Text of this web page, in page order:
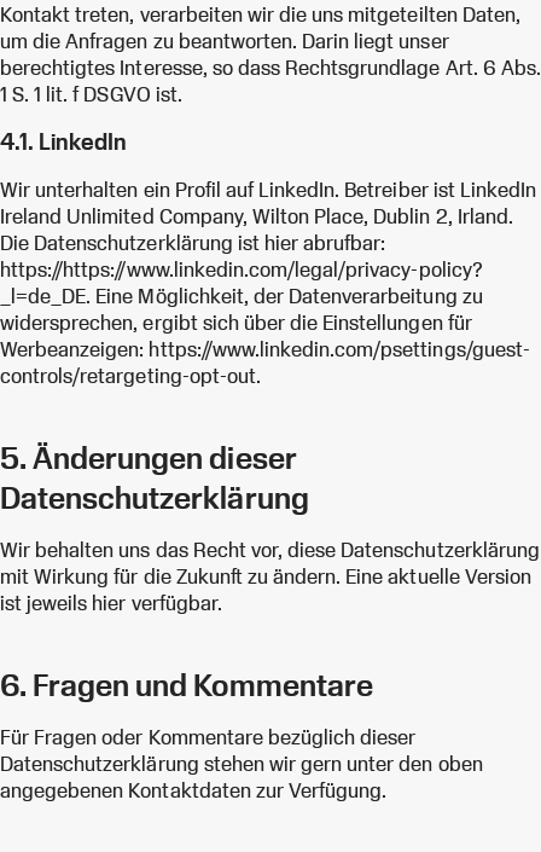
Kontakt treten, verarbeiten wir die uns mitgeteilten Daten,
um die Anfragen zu beantworten. Darin liegt unser
berechtigtes Interesse, so dass Rechtsgrundlage Art. 6 Abs.
1 S. 1 lit. f DSGVO ist.
4.1. LinkedIn
Wir unterhalten ein Profil auf LinkedIn. Betreiber ist LinkedIn
Ireland Unlimited Company, Wilton Place, Dublin 2, Irland.
Die Datenschutzerklärung ist hier abrufbar:
https://https://www.linkedin.com/legal/privacy-policy?
_l=de_DE. Eine Möglichkeit, der Datenverarbeitung zu
widersprechen, ergibt sich über die Einstellungen für
Werbeanzeigen: https://www.linkedin.com/psettings/guest-
controls/retargeting-opt-out.
5. Änderungen dieser
Datenschutzerklärung
Wir behalten uns das Recht vor, diese Datenschutzerklärung
mit Wirkung für die Zukunft zu ändern. Eine aktuelle Version
ist jeweils hier verfügbar.
6. Fragen und Kommentare
Für Fragen oder Kommentare bezüglich dieser
Datenschutzerklärung stehen wir gern unter den oben
angegebenen Kontaktdaten zur Verfügung.